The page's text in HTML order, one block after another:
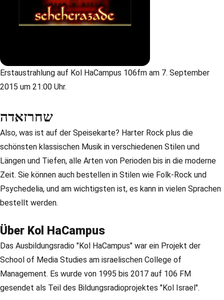
Erstaustrahlung auf Kol HaCampus 106fm am 7. September
2015 um 21:00 Uhr.
שחרזאדה
Also, was ist auf der Speisekarte? Harter Rock plus die
schönsten klassischen Musik in verschiedenen Stilen und
Längen und Tiefen, alle Arten von Perioden bis in die moderne
Zeit. Sie können auch bestellen in Stilen wie Folk-Rock und
Psychedelia, und am wichtigsten ist, es kann in vielen Sprachen
bestellt werden.
Über Kol HaCampus
Das Ausbildungsradio "Kol HaCampus" war ein Projekt der
School of Media Studies am israelischen College of
Management. Es wurde von 1995 bis 2017 auf 106 FM
gesendet als Teil des Bildungsradioprojektes "Kol Israel".